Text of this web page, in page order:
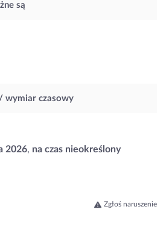
są
wymiar czasowy
2026, na czas nieokreślony
Zgłoś naruszenie